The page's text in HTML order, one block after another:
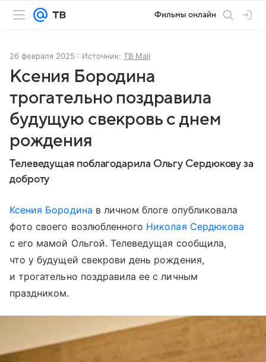
Фильмы онлайн
26 февраля 2025 Источник: ТВ Mail
Ксения Бородина
трогательно поздравила
будущую свекровь с днем
рождения
Телеведущая поблагодарила Ольгу Сердюкову за
доброту
Ксения Бородина в личном блоге опубликовала
фото своего возлюбленного Николая Сердюкова
с его мамой Ольгой. Телеведущая сообщила,
что у будущей свекрови день рождения,
и трогательно поздравила ее с личным
праздником.